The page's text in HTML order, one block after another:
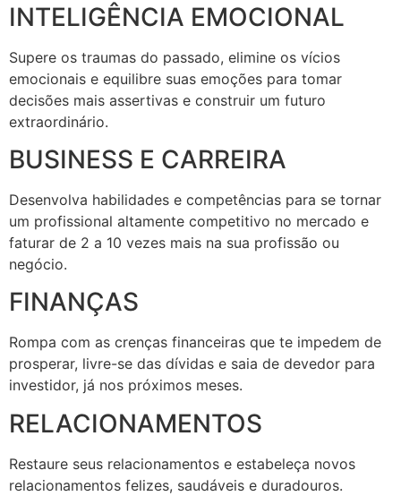
INTELIGÊNCIA EMOCIONAL
Supere os traumas do passado, elimine os vícios
emocionais e equilibre suas emoções para tomar
decisões mais assertivas e construir um futuro
extraordinário.
BUSINESS E CARREIRA
Desenvolva habilidades e competências para se tornar
um profissional altamente competitivo no mercado e
faturar de 2 a 10 vezes mais na sua profissão ou
negócio.
FINANÇAS
Rompa com as crenças financeiras que te impedem de
prosperar, livre-se das dívidas e saia de devedor para
investidor, já nos próximos meses.
RELACIONAMENTOS
Restaure seus relacionamentos e estabeleça novos
relacionamentos felizes, saudáveis e duradouros.